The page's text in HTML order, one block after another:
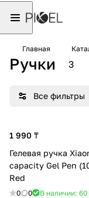
Главная
Ручки 3
Все фильтры
1 990 ₸
Гелевая ручка
capacity Gel Pen
Red
0 0 В наличии: 60